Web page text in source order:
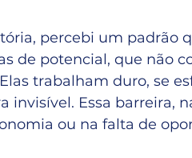
percebi um padrão
de potencial, que não
trabalham duro, se
invisível. Essa barreira,
ou na falta de